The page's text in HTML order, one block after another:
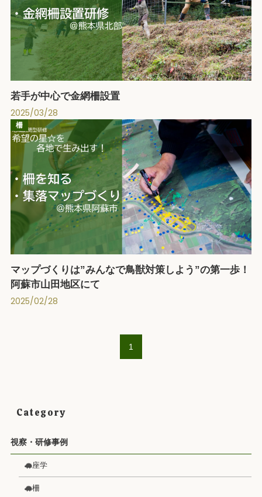
若手が中心で金網柵設置
2025/03/28
柵
マップづくりは”みんなで鳥獣対策しよう”の第一歩！
阿蘇市山田地区にて
2025/02/28
1
Category
視察・研修事例
座学
柵